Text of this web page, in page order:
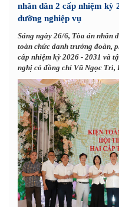
nhân dân 2 cấp nhiệm kỳ
dưỡng nghiệp vụ
Sáng ngày 26/6, Tòa án nhân
toàn chức danh trưởng đoàn,
cấp nhiệm kỳ 2026 - 2031 và
nghị có đồng chí Vũ Ngọc Trì,